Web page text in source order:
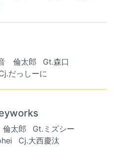
倫太郎
Gt.森口
だっしーに
太郎
Gt.ミズシー
Cj.大西慶汰